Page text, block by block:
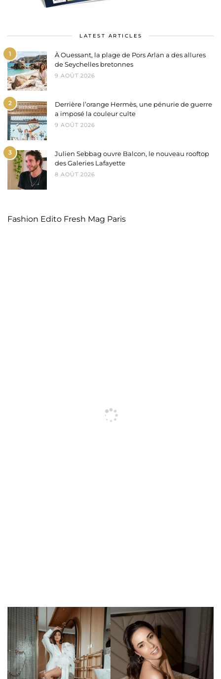
LATEST ARTICLES
1
À Ouessant, la plage de Pors Arlan a des allures
de Seychelles bretonnes
9 AOÛT 2026
2
Derrière l’orange Hermès, une pénurie de guerre
a imposé la couleur culte
9 AOÛT 2026
3
Julien Sebbag ouvre Balcon, le nouveau rooftop
des Galeries Lafayette
8 AOÛT 2026
Fashion Edito Fresh Mag Paris